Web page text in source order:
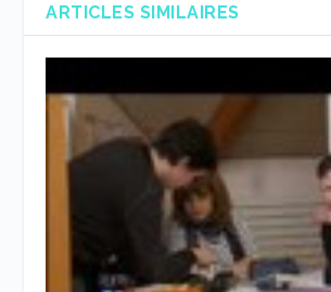
ARTICLES SIMILAIRES